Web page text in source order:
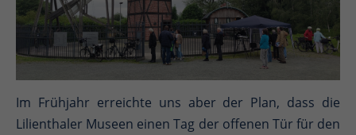
Im Frühjahr erreichte uns aber der Plan, dass die
Lilienthaler Museen einen Tag der offenen Tür für den